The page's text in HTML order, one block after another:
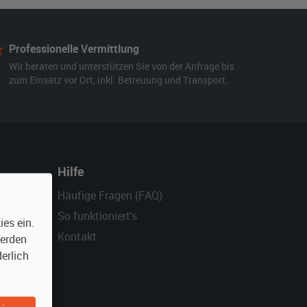
Professionelle Vermittlung
Wir beraten und unterstützen Sie von der Anfrage bis
zum Einsatz vor Ort, inkl. Betreuung und Transport.
Hilfe
Häufige Fragen (FAQ)
So funktioniert's
Kontakt
ein.